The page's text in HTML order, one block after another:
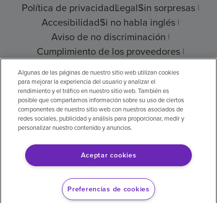
Política de privacidadLegalSin sorpresas
AccesibilidadSi no habla inglés
Aviso de no discriminación
Cumplimiento de los proveedores
Transparencia de precios
© 2026 Encompass Health Corporation
Preferencias de cookies
Aviso legal: Se tradujo con la ayuda de
inteligencia artificial (IA). La versión en inglés
es la versión oficial.
Algunas de las páginas de nuestro sitio web utilizan cookies
para mejorar la experiencia del usuario y analizar el
rendimiento y el tráfico en nuestro sitio web. También es
posible que compartamos información sobre su uso de ciertos
componentes de nuestro sitio web con nuestros asociados de
redes sociales, publicidad y análisis para proporcionar, medir y
personalizar nuestro contenido y anuncios.
Aceptar cookies
Preferencias de cookies